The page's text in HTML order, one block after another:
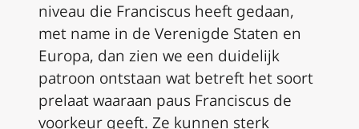
niveau die Franciscus heeft gedaan,
met name in de Verenigde Staten en
Europa, dan zien we een duidelijk
patroon ontstaan wat betreft het soort
prelaat waaraan paus Franciscus de
voorkeur geeft. Ze kunnen sterk